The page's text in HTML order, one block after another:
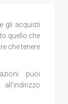
gli acquisti
quello che
che tenere
puoi